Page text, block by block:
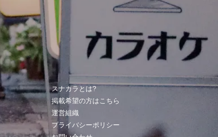
スナカラとは?
掲載希望の方はこちら
運営組織
プライバシーポリシー